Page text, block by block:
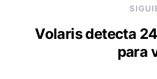
Volaris detecta
para